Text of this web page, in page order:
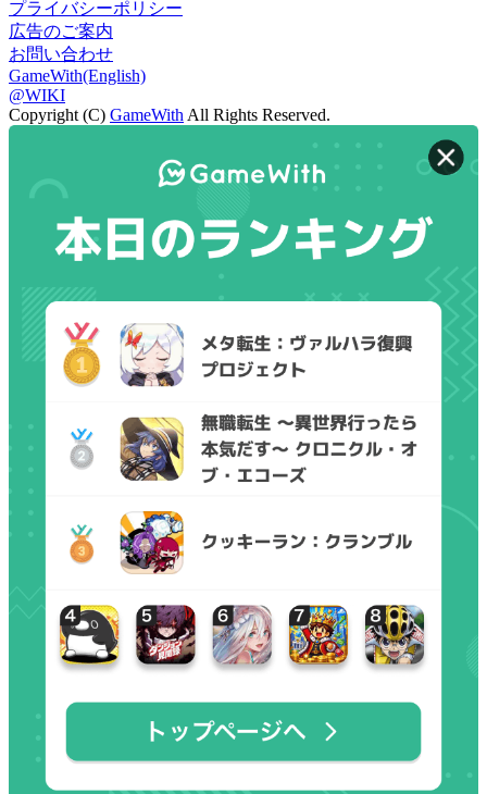
プライバシーポリシー
広告のご案内
お問い合わせ
GameWith(English)
@WIKI
Copyright (C) GameWith All Rights Reserved.